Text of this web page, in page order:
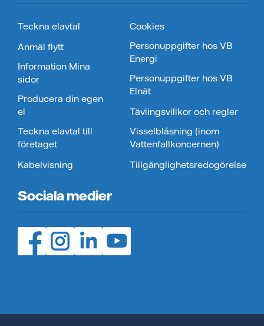
Teckna elavtal
Anmäl flytt
Information Mina
sidor
Producera din egen
el
Teckna elavtal till
företaget
Kabelvisning
Cookies
Personuppgifter hos VB
Energi
Personuppgifter hos VB
Elnät
Tävlingsvillkor och regler
Visselblåsning (inom
Vattenfallkoncernen)
Tillgänglighetsredogörelse
Sociala medier
Facebook (öppnas i ny flik)
Instagram (öppnas i ny flik)
LinedIn (öppnas i ny flik)